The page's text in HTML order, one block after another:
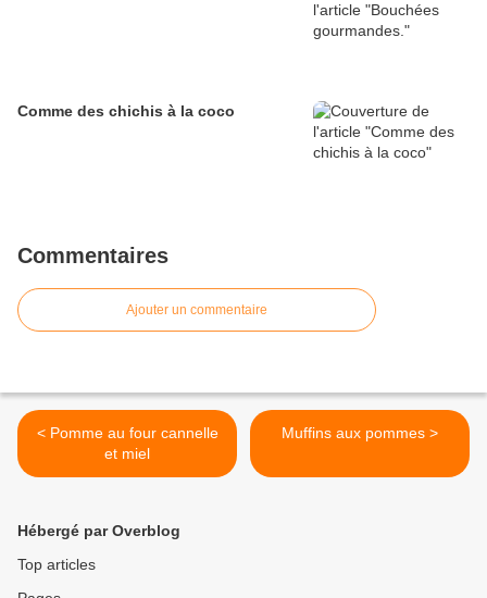
Comme des chichis à la coco
Commentaires
Ajouter un commentaire
< Pomme au four cannelle
et miel
Muffins aux pommes >
Hébergé par Overblog
Top articles